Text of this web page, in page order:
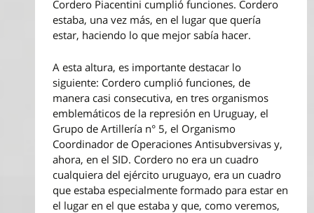
Cordero Piacentini cumplió funciones. Cordero
estaba, una vez más, en el lugar que quería
estar, haciendo lo que mejor sabía hacer.
A esta altura, es importante destacar lo
siguiente: Cordero cumplió funciones, de
manera casi consecutiva, en tres organismos
emblemáticos de la represión en Uruguay, el
Grupo de Artillería n° 5, el Organismo
Coordinador de Operaciones Antisubversivas y,
ahora, en el SID. Cordero no era un cuadro
cualquiera del ejército uruguayo, era un cuadro
que estaba especialmente formado para estar en
el lugar en el que estaba y que, como veremos,